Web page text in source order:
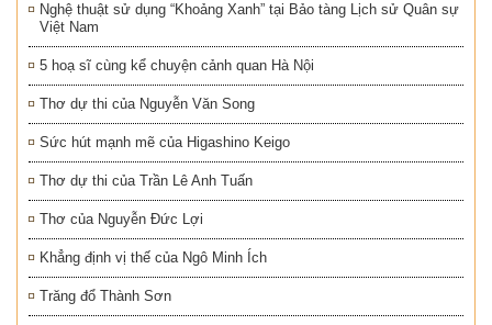
Nghệ thuật sử dụng “Khoảng Xanh” tại Bảo tàng Lịch sử Quân sự
Việt Nam
5 hoạ sĩ cùng kể chuyện cảnh quan Hà Nội
Thơ dự thi của Nguyễn Văn Song
Sức hút mạnh mẽ của Higashino Keigo
Thơ dự thi của Trần Lê Anh Tuấn
Thơ của Nguyễn Đức Lợi
Khẳng định vị thế của Ngô Minh Ích
Trăng đổ Thành Sơn